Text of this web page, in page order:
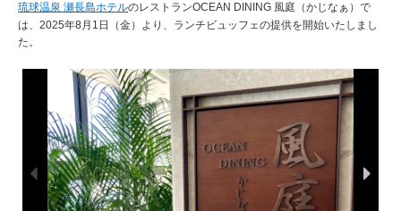
琉球温泉 瀬長島ホテルのレストランOCEAN DINING 風庭（かじなぁ）で
は、2025年8月1日（金）より、ランチビュッフェの提供を開始いたしまし
た。